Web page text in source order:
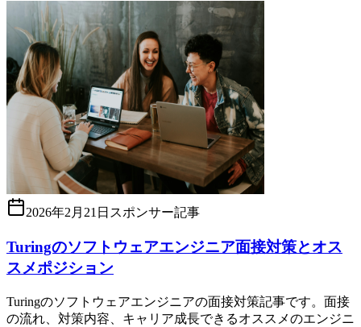
2026年2月21日 スポンサー記事
Turingのソフトウェアエンジニア面接対策とオス
スメポジション
Turingのソフトウェアエンジニアの面接対策記事です。面接
の流れ、対策内容、キャリア成長できるオススメのエンジニ